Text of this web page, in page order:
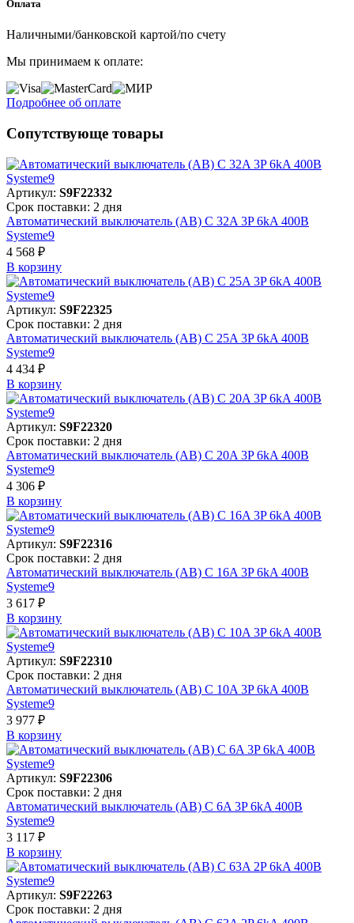
Оплата
Наличными/банковской картой/по счету
Мы принимаем к оплате:
Подробнее об оплате
Сопутствующе товары
Артикул: S9F22332
Срок поставки: 2 дня
Автоматический выключатель (АВ) C 32A 3P 6kA 400В
Systeme9
4 568 ₽
В корзинy
Артикул: S9F22325
Срок поставки: 2 дня
Автоматический выключатель (АВ) C 25A 3P 6kA 400В
Systeme9
4 434 ₽
В корзинy
Артикул: S9F22320
Срок поставки: 2 дня
Автоматический выключатель (АВ) C 20A 3P 6kA 400В
Systeme9
4 306 ₽
В корзинy
Артикул: S9F22316
Срок поставки: 2 дня
Автоматический выключатель (АВ) C 16A 3P 6kA 400В
Systeme9
3 617 ₽
В корзинy
Артикул: S9F22310
Срок поставки: 2 дня
Автоматический выключатель (АВ) C 10A 3P 6kA 400В
Systeme9
3 977 ₽
В корзинy
Артикул: S9F22306
Срок поставки: 2 дня
Автоматический выключатель (АВ) C 6A 3P 6kA 400В
Systeme9
3 117 ₽
В корзинy
Артикул: S9F22263
Срок поставки: 2 дня